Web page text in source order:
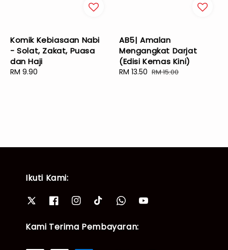
Komik Kebiasaan Nabi
- Solat, Zakat, Puasa
dan Haji
Regular
RM 9.90
AB5| Amalan
Mengangkat Darjat
(Edisi Kemas Kini)
Sale
RM 13.50 Regular
RM 15.00
Ikuti Kami:
Kami Terima Pembayaran: